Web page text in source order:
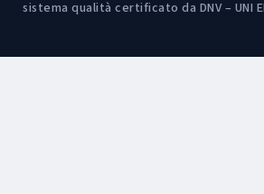
sistema qualità certificato da DNV – UNI